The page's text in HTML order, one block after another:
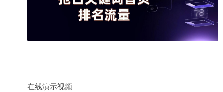
在线演示视频